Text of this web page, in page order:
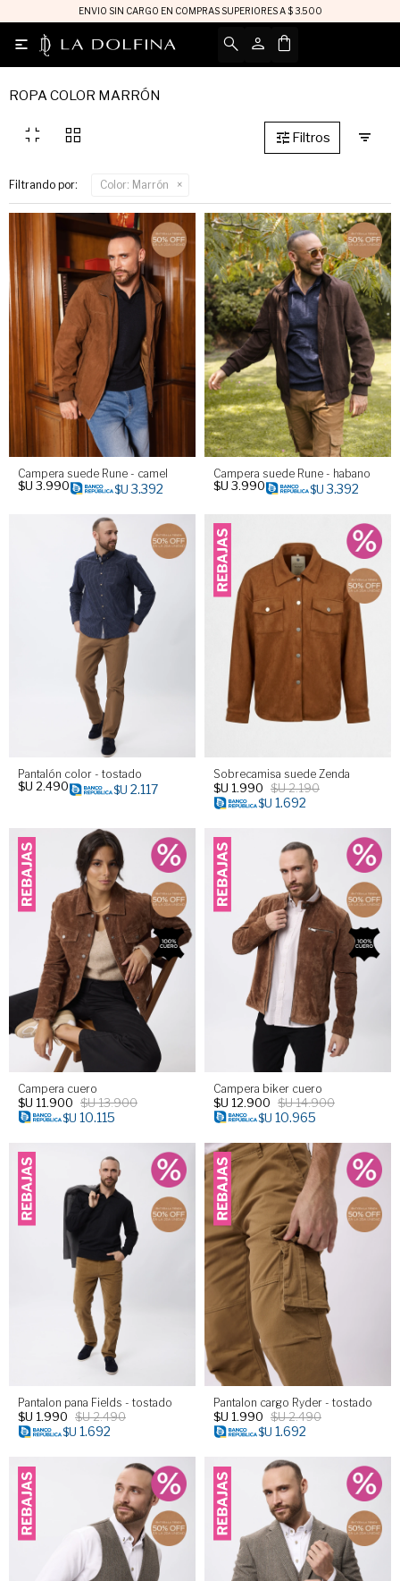
ENVIO SIN CARGO EN COMPRAS SUPERIORES A $ 3.500

ROPA COLOR MARRÓN
fullscreen_exit grid_view
Filtrando por: Color: Marrón
Campera suede Rune - camel
$U 3.990 $U 3.392
Campera suede Rune - habano
$U 3.990 $U 3.392
Pantalón color - tostado
$U 2.490 $U 2.117
Sobrecamisa suede Zenda
$U 1.990 $U2.190
$U 1.692
Campera cuero
$U 11.900 $U13.900
$U 10.115
Campera biker cuero
$U 12.900 $U14.900
$U 10.965
Pantalon pana Fields - tostado
$U 1.990 $U2.490
$U 1.692
Pantalon cargo Ryder - tostado
$U 1.990 $U2.490
$U 1.692